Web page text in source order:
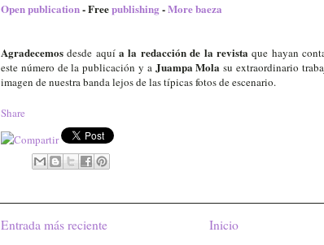
Open publication- Freepublishing-More baeza
Agradecemos desde aquía la redacción de la revista que hayan
este número de la publicación y a Juampa Mola su extraordinario
imagen de nuestra banda lejos de las típicas fotos de escenario.
Share
Entrada más reciente Inicio